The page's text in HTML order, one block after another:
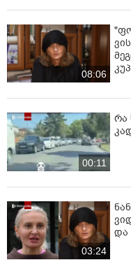
08:06
00:11
რა
03:24
და